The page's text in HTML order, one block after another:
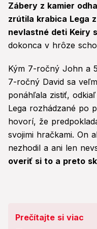
Zábery z kamier
zrútila krabica Lega
nevlastné deti Keiry
dokonca v hrôze
Kým 7-ročný John a
7-ročný David sa
ponáhľala zistiť,
Lega rozhádzané po
hovorí, že
svojimi hračkami. On
nezhodil a ani len
overiť si to a preto
Prečítajte si viac